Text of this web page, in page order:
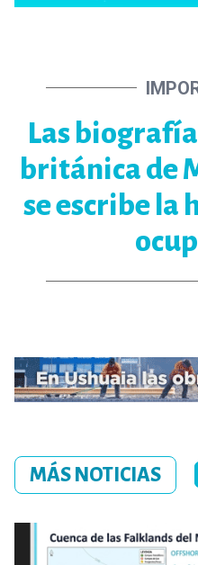
Las
británica de
se escribe la
MÁS NOTICIAS